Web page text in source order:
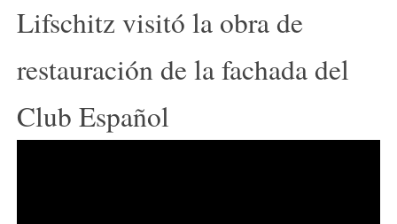
Lifschitz visitó la obra de
restauración de la fachada del
Club Español